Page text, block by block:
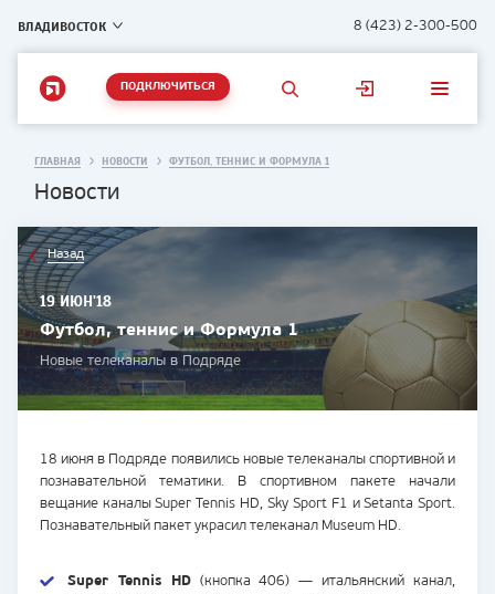
ВЛАДИВОСТОК 8 (423) 2-300-500
ПОДКЛЮЧИТЬСЯ
ГЛАВНАЯ НОВОСТИ ФУТБОЛ, ТЕННИС И ФОРМУЛА 1
Новости
Назад
19 ИЮН'18
Футбол, теннис и Формула 1
Новые телеканалы в Подряде
18 июня в Подряде появились новые телеканалы спортивной и
познавательной тематики. В спортивном пакете начали
вещание каналы Super Tennis HD, Sky Sport F1 и Setanta Sport.
Познавательный пакет украсил телеканал Museum HD.
Super Tennis HD(кнопка 406) — итальянский канал,